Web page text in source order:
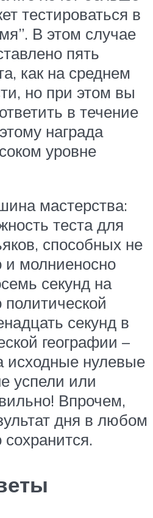
тестироваться в
В этом случае
пять
как на среднем
но при этом вы
в течение
награда
уровне
мастерства:
теста для
способных не
и молниеносно
секунд на
политической
секунд в
географии –
исходные нулевые
успели или
Впрочем,
дня в любом